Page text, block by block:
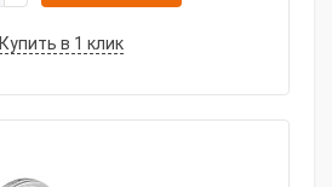
Купить в 1 клик